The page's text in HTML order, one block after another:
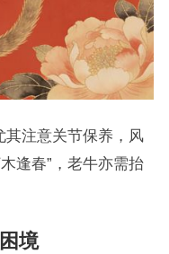
其注意关节保养，风
逢春”，老牛亦需抬
境